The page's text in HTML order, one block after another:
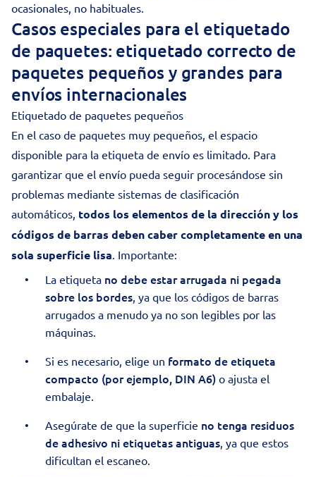
ocasionales, no habituales.
Casos especiales para el etiquetado
de paquetes: etiquetado correcto de
paquetes pequeños y grandes para
envíos internacionales
Etiquetado de paquetes pequeños
En el caso de paquetes muy pequeños, el espacio
disponible para la etiqueta de envío es limitado. Para
garantizar que el envío pueda seguir procesándose sin
problemas mediante sistemas de clasificación
automáticos, todos los elementos de la dirección y los
códigos de barras deben caber completamente en una
sola superficie lisa. Importante:
La etiqueta no debe estar arrugada ni pegada
sobre los bordes, ya que los códigos de barras
arrugados a menudo ya no son legibles por las
máquinas.
Si es necesario, elige un formato de etiqueta
compacto (por ejemplo, DIN A6) o ajusta el
embalaje.
Asegúrate de que la superficie no tenga residuos
de adhesivo ni etiquetas antiguas, ya que estos
dificultan el escaneo.